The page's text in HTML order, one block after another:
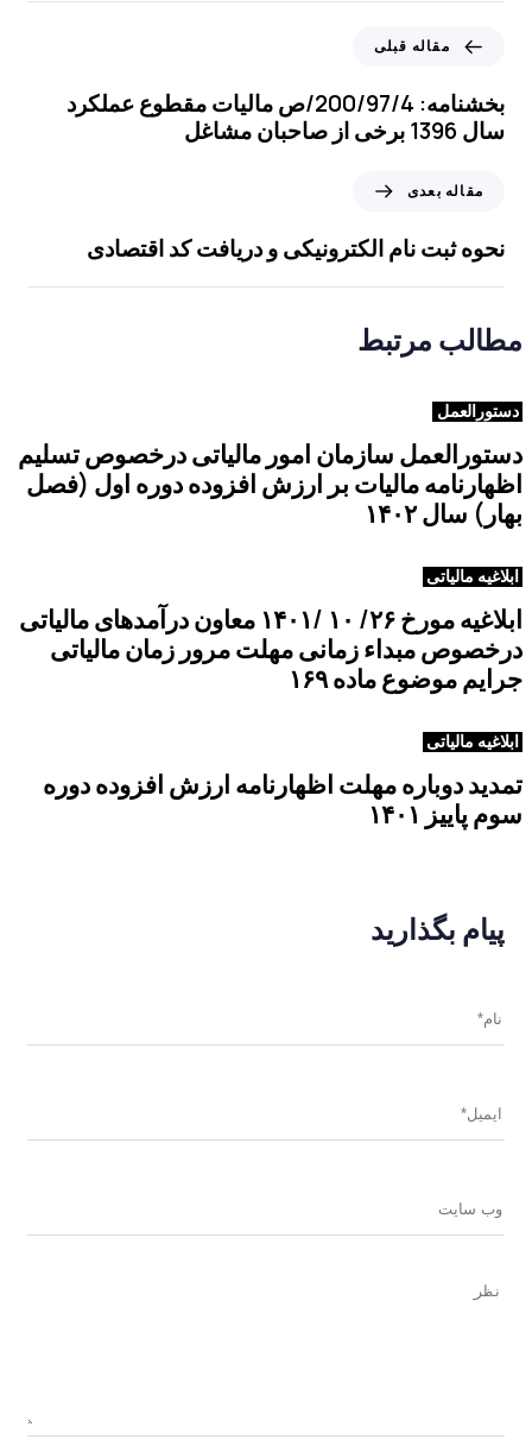
مقاله قبلی
بخشنامه: 200/97/4/ص مالیات مقطوع عملکرد
سال 1396 برخی از صاحبان مشاغل
ه
مقاله بعدی
نحوه ثبت نام الکترونیکی و دریافت کد اقتصادی
مطالب مرتبط
دستورالعمل
دستورالعمل سازمان امور مالیاتی درخصوص تسلیم
اظهارنامه مالیات بر ارزش افزوده دوره اول (فصل
بهار) سال ۱۴۰۲
ابلاغیه مالیاتی
ابلاغیه مورخ ٢۶/ ١٠ /١۴٠١ معاون درآمدهای مالیاتی
درخصوص مبداء زمانی مهلت مرور زمان مالیاتی
جرایم موضوع ماده ١۶٩
ابلاغیه مالیاتی
تمدید دوباره مهلت اظهارنامه ارزش افزوده دوره
سوم پاییز ۱۴۰۱
پیام بگذارید